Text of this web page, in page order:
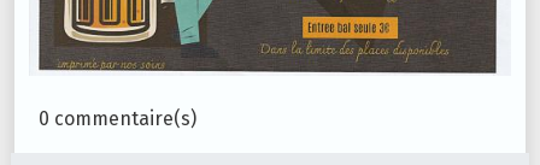
0 commentaire(s)